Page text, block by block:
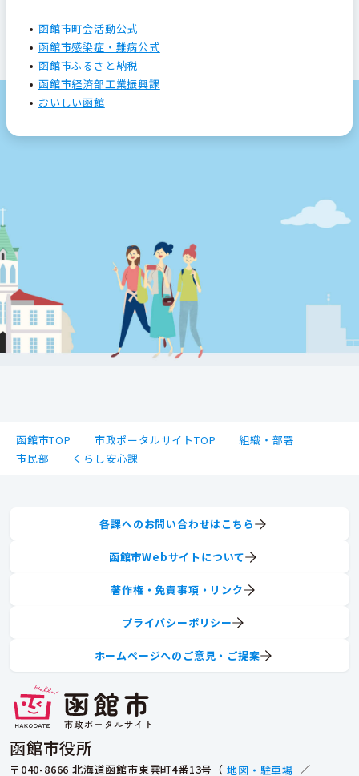
函館市町会活動公式
函館市感染症・難病公式
函館市ふるさと納税
函館市経済部工業振興課
おいしい函館
函館市TOP 市政ポータルサイトTOP
組織・部署
市民部
くらし安心課
函館市役所
〒040-8666 北海道函館市東雲町4番13号（ 地図・駐車場 ／
各課へのお問い合わせはこちら
函館市Webサイトについて
著作権・免責事項・リンク
プライバシーポリシー
ホームページへのご意見・ご提案